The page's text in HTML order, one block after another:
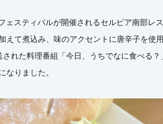
ェスティバルが開催されるセルビア南部レ
えて煮込み、味のアクセントに唐辛子を使
れた料理番組「今日、うちでなに食べる
なりました。